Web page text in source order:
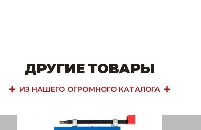
ДРУГИЕ ТОВАРЫ
ИЗ НАШЕГО ОГРОМНОГО КАТАЛОГА